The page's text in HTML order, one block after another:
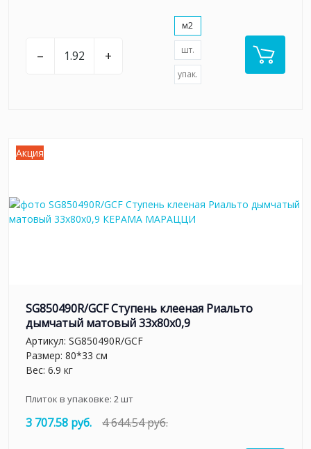
– +
м2
шт.
упак.
Акция
SG850490R/GCF Ступень клееная Риальто
дымчатый матовый 33x80x0,9
Артикул: SG850490R/GCF
Размер: 80*33 см
Вес: 6.9 кг
Плиток в упаковке: 2шт
3 707.58 руб. 4 644.54 руб.